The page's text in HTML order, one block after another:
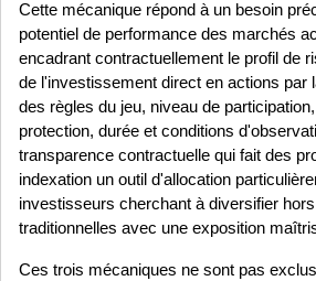
Cette mécanique répond à un besoin
potentiel de performance des marchés
encadrant contractuellement le profil de
de l'investissement direct en actions par
des règles du jeu, niveau de
protection, durée et conditions
transparence contractuelle qui fait des
indexation un outil d'allocation
investisseurs cherchant à diversifier
traditionnelles avec une exposition
Ces trois mécaniques ne sont pas